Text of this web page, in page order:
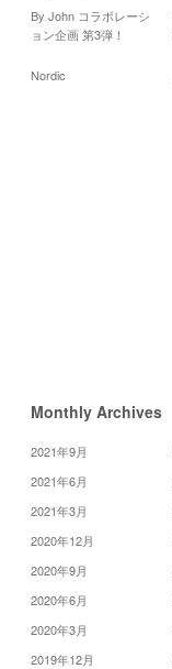
By John コラボレーシ
ョン企画 第3弾！
Nordic
Monthly Archives
2021年9月
2021年6月
2021年3月
2020年12月
2020年9月
2020年6月
2020年3月
2019年12月